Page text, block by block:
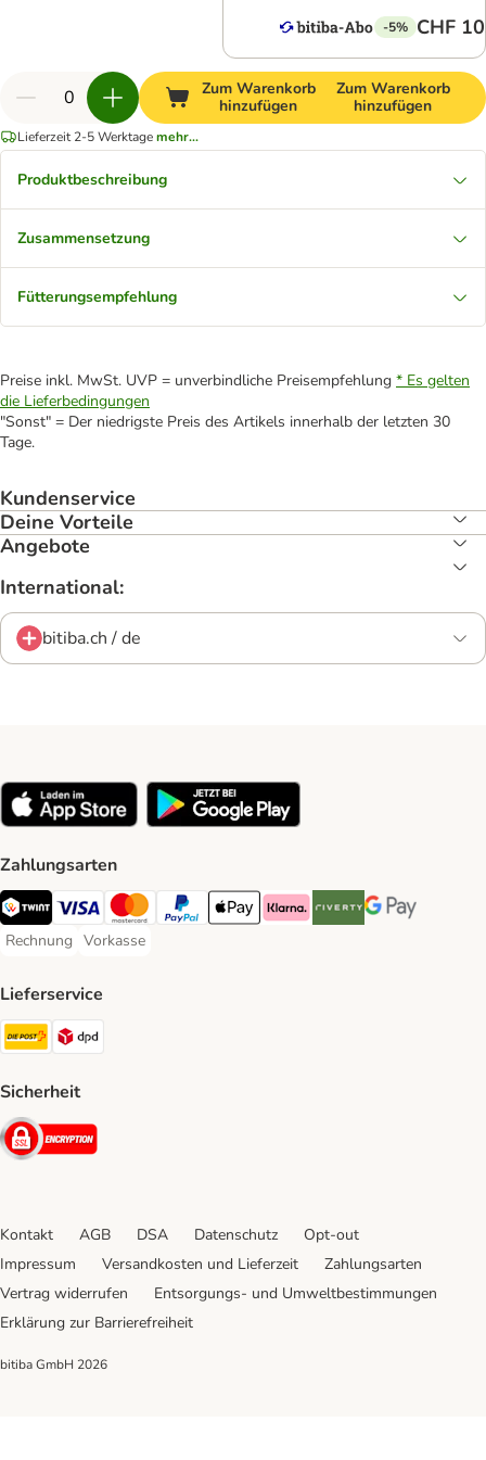
-5% CHF
Zum Warenkorb
hinzufügen
Zum Warenkorb
hinzufügen
Lieferzeit 2-5 Werktagemehr...
Produktbeschreibung
Zusammensetzung
Fütterungsempfehlung
Preise inkl. MwSt. UVP = unverbindliche Preisempfehlung * Es gelten
die Lieferbedingungen
"Sonst" = Der niedrigste Preis des Artikels innerhalb der letzten 30
Tage.
Kundenservice
Deine Vorteile
Angebote
International:
bitiba.ch / de
Zahlungsarten
TWINT Payment Method
Visa Payment Method
MasterCard Payment Method
PayPal Payment Method
Apple Pay Payment Method
Klarna Payment Method
Riverty Payment Method
Google Pay
Rechnung
Rechnung Payment Method
Vorkasse
Vorkasse Payment Method
Lieferservice
Die Post Shipping Method
Sicherheit
Security
Kontakt AGB DSA Datenschutz
Opt-out
Impressum
Versandkosten und Lieferzeit
Zahlungsarten
Vertrag widerrufen
Entsorgungs- und Umweltbestimmungen
Erklärung zur Barrierefreiheit
bitiba GmbH 2026